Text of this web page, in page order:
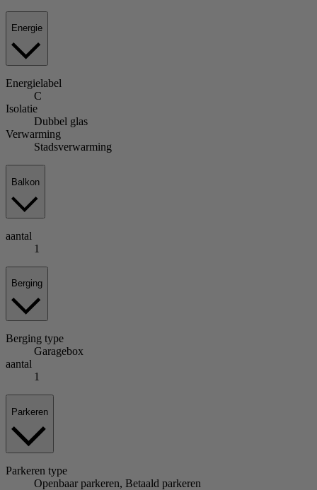
Energie
Energielabel
C
Isolatie
Dubbel glas
Verwarming
Stadsverwarming
Balkon
aantal
1
Berging
Berging type
Garagebox
aantal
1
Parkeren
Parkeren type
Openbaar parkeren, Betaald parkeren